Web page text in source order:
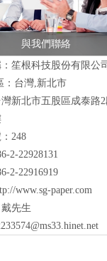
與我們聯絡
笙根科技股份有限公司
：台灣,新北市
新北市五股區成泰路2
248
2-22928131
2-22916919
www.sg-paper.com
先生